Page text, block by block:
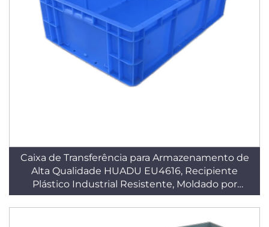
Caixa de Transferência para Armazenamento de
Alta Qualidade HUADU EU4616, Recipiente
Plástico Industrial Resistente, Moldado por
Injeção em HDPE Reciclável, Empilhável